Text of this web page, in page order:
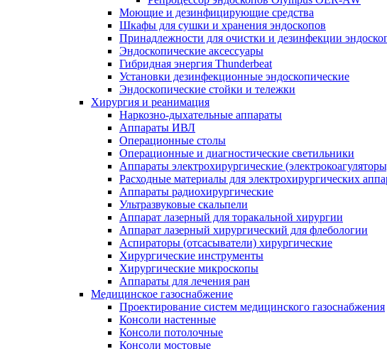
Моющие и дезинфицирующие средства
Шкафы для сушки и хранения эндоскопов
Принадлежности для очистки и дезинфекции
Эндоскопические аксессуары
Гибридная энергия Thunderbeat
Установки дезинфекционные эндоскопические
Эндоскопические стойки и тележки
Хирургия и реанимация
Наркозно-дыхательные аппараты
Аппараты ИВЛ
Операционные столы
Операционные и диагностические светильники
Аппараты электрохирургические
Расходные материалы для электрохирургических
Аппараты радиохирургические
Ультразвуковые скальпели
Аппарат лазерный для торакальной хирургии
Аппарат лазерный хирургический для флебологии
Аспираторы (отсасыватели) хирургические
Хирургические инструменты
Хирургические микроскопы
Аппараты для лечения ран
Медицинское газоснабжение
Проектирование систем медицинского газоснабжения
Консоли настенные
Консоли потолочные
Консоли мостовые